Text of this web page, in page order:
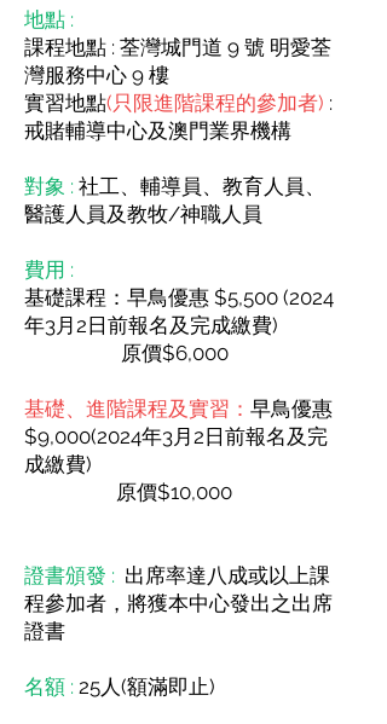
地點 :
課程地點 : 荃灣城門道 9 號 明愛荃
灣服務中心 9 樓
​實習地點(只限進階課程的參加者) :
戒賭輔導中心及澳門業界機構
對象 : 社工、輔導員、教育人員、
醫護人員及教牧/神職人員
費用 :
基礎課程 ：早鳥優惠 $5,500 (2024
年3月2日前報名及完成繳費)
原價$6,000
基礎、進階課程及實習： 早鳥優惠
$9,000(2024年3月2日前報名及完
成繳費)
原價$10,000
證書頒發 : 出席率達八成或以上課
程參加者，將獲本中心發出之出席
證書
名額 : 25人(額滿即止)